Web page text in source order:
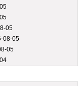
05
08-05
05